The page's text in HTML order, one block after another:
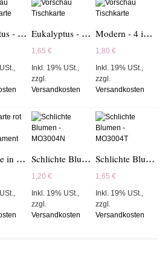
Eukalyptus - MO3003N
,
Eukalyptus - MO3003T
1,65 €
Inkl. 19% USt.,
zzgl.
Versandkosten
Modern - 4 im Bogen - 17T402
1,80 €
Inkl. 19% USt.,
zzgl.
Versandkosten
Platzkarte in Rot - T1818-1 K
,
Schlichte Blumen - MO3004N
1,20 €
Inkl. 19% USt.,
zzgl.
Versandkosten
Schlichte Blumen - MO3004T
1,65 €
Inkl. 19% USt.,
zzgl.
Versandkosten